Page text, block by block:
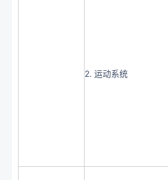
2. 运动系统